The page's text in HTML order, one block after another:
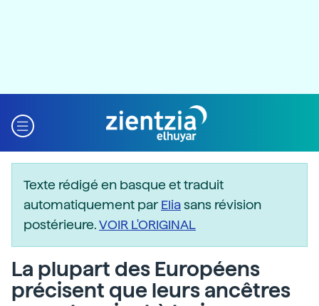
Texte rédigé en basque et traduit
automatiquement parEliasans révision
postérieure.VOIR L'ORIGINAL
La plupart des Européens
précisent que leurs ancêtres